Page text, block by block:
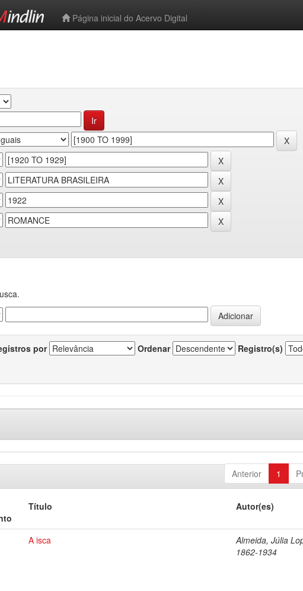
Página inicial do Acervo Digital
por Ordenar Registro(s)
Anterior 1
Título Autor(es)
A isca
Almeida, Júlia
1862-1934